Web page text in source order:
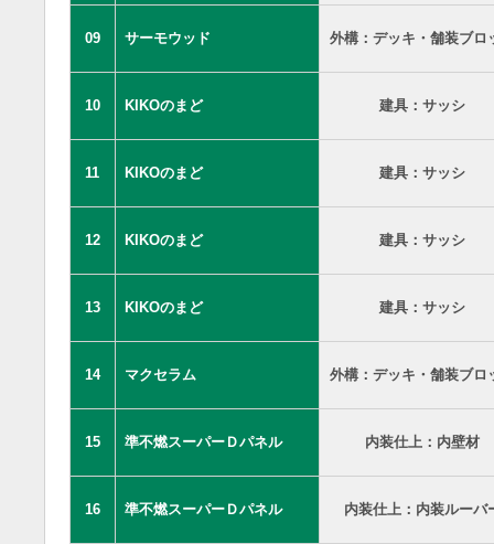
09 サーモウッド 外構：デッキ・舗装ブロ
10 KIKOのまど 建具：サッシ
11 KIKOのまど 建具：サッシ
12 KIKOのまど 建具：サッシ
13 KIKOのまど 建具：サッシ
14 マクセラム 外構：デッキ・舗装ブロ
15 準不燃スーパーＤパネル 内装仕上：内壁材
16 準不燃スーパーＤパネル 内装仕上：内装ルーバ